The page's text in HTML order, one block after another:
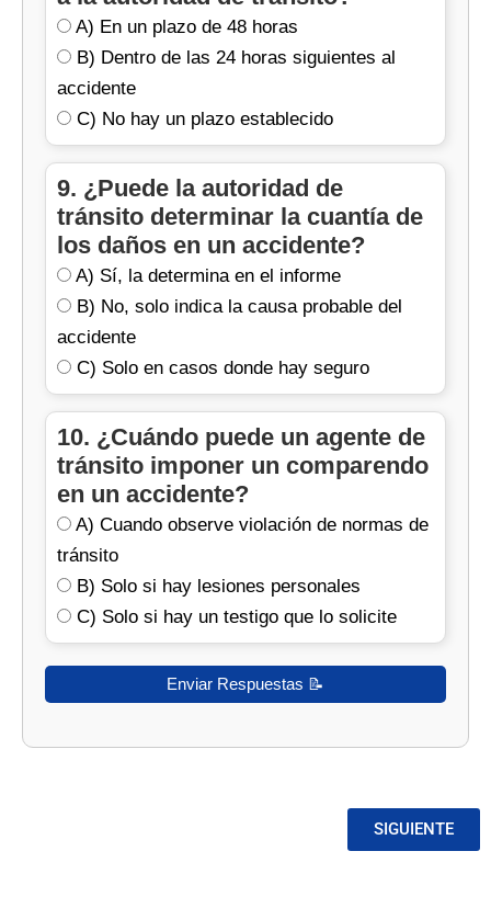
A) En un plazo de 48 horas
B) Dentro de las 24 horas siguientes al
accidente
C) No hay un plazo establecido
9. ¿Puede la autoridad de
tránsito determinar la cuantía de
los daños en un accidente?
A) Sí, la determina en el informe
B) No, solo indica la causa probable del
accidente
C) Solo en casos donde hay seguro
10. ¿Cuándo puede un agente de
tránsito imponer un comparendo
en un accidente?
A) Cuando observe violación de normas de
tránsito
B) Solo si hay lesiones personales
C) Solo si hay un testigo que lo solicite
SIGUIENTE